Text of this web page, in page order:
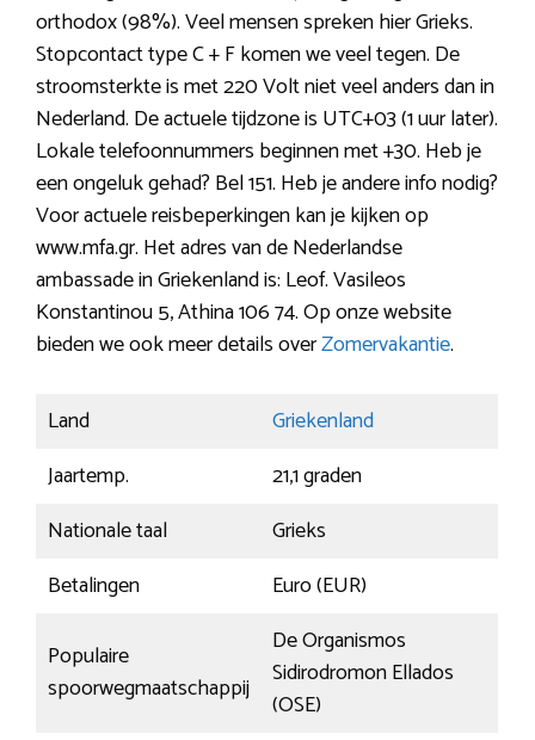
orthodox (98%). Veel mensen spreken hier Grieks.
Stopcontact type C + F komen we veel tegen. De
stroomsterkte is met 220 Volt niet veel anders dan in
Nederland. De actuele tijdzone is UTC+03 (1 uur later).
Lokale telefoonnummers beginnen met +30. Heb je
een ongeluk gehad? Bel 151. Heb je andere info nodig?
Voor actuele reisbeperkingen kan je kijken op
www.mfa.gr. Het adres van de Nederlandse
ambassade in Griekenland is: Leof. Vasileos
Konstantinou 5, Athina 106 74. Op onze website
bieden we ook meer details overZomervakantie.
Land
Griekenland
Jaartemp.
21,1 graden
Nationale taal
Grieks
Betalingen
Euro (EUR)
Populaire
spoorwegmaatschappij
De Organismos
Sidirodromon Ellados
(OSE)